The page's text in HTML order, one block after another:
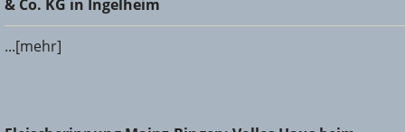
& Co. KG in Ingelheim
...[mehr]
Fleischerinnung Mainz-Bingen: Volles Haus beim